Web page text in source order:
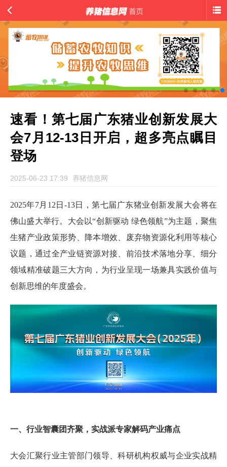
速看！第七届广东猪业创新发展大
会7月12-13日开启，超多亮点瞩目
登场
2025-06-23 17:39 养猪信息网
2025年7月12日-13日，第七届广东猪业创新发展大会将在
佛山盛大举行。大会以“创新驱动 绿色领航”为主题，聚焦
生猪产业政策形势、降本增效、废弃物资源化利用等核心
议题，通过全产业链资源对接、前沿技术落地分享、细分
领域精准破题三大方向，为行业呈现一场兼具实践价值与
创新思维的年度盛会。
一、行业智囊团齐聚，实战派专家解码产业痛点
大会汇聚行业主管部门领导、科研机构权威与企业实战精